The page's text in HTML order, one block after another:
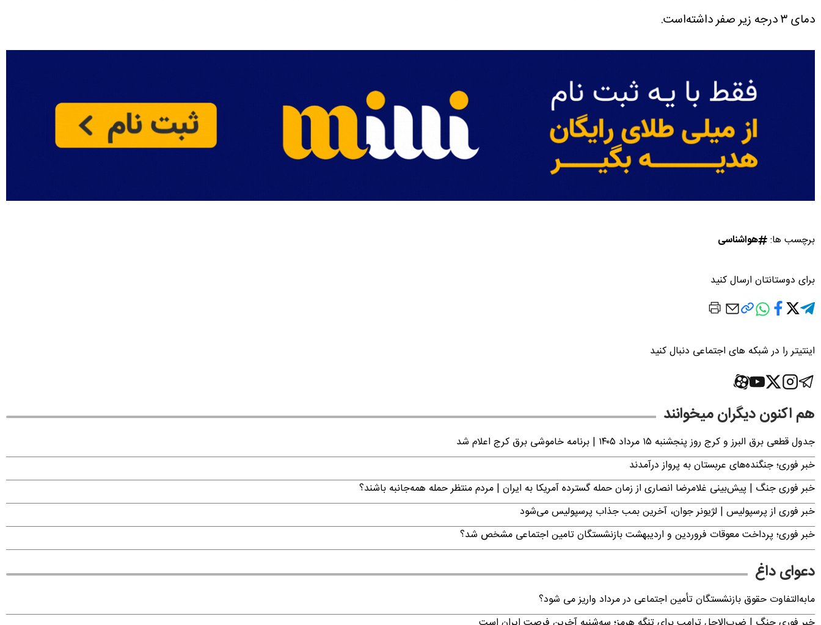
دمای ۳ درجه زیر صفر داشته‌است.
برچسب ها: هواشناسی
برای دوستانتان ارسال کنید
اینتیتر را در شبکه های اجتماعی دنبال کنید
هم اکنون دیگران میخوانند
جدول قطعی برق البرز و کرج روز پنجشنبه ۱۵ مرداد ۱۴۰۵ | برنامه خاموشی برق کرج اعلام شد
خبر فوری؛ جنگنده‌های عربستان به پرواز درآمدند
خبر فوری جنگ | پیش‌بینی غلامرضا انصاری از زمان حمله گسترده آمریکا به ایران | مردم منتظر حمله همه‌جانبه باشند؟
خبر فوری از پرسپولیس | لژیونر جوان، آخرین بمب جذاب پرسپولیس می‌شود
خبر فوری؛ پرداخت معوقات فروردین و اردیبهشت بازنشستگان تامین اجتماعی مشخص شد؟
دعوای داغ
مابه‌التفاوت حقوق بازنشستگان تأمین اجتماعی در مرداد واریز می شود؟